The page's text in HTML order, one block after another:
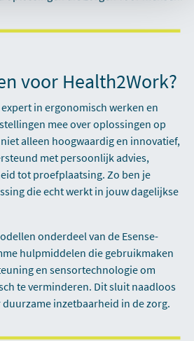
voor Health2Work?
in ergonomisch werken en
mee over oplossingen op
alleen hoogwaardig en innovatief,
met persoonlijk advies,
tot proefplaatsing. Zo ben je
die echt werkt in jouw dagelijkse
onderdeel van de Esense-
hulpmiddelen die gebruikmaken
en sensortechnologie om
te verminderen. Dit sluit naadloos
inzetbaarheid in de zorg.